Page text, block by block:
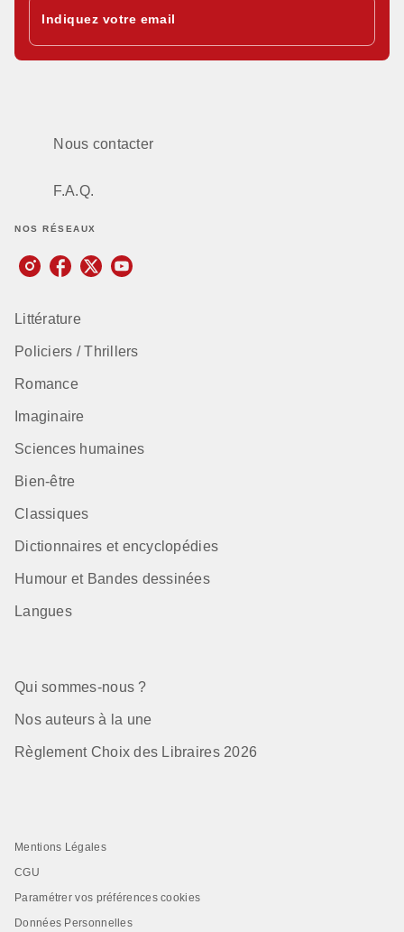
Indiquez votre email
Nous contacter
F.A.Q.
NOS RÉSEAUX
Littérature
Policiers / Thrillers
Romance
Imaginaire
Sciences humaines
Bien-être
Classiques
Dictionnaires et encyclopédies
Humour et Bandes dessinées
Langues
Qui sommes-nous ?
Nos auteurs à la une
Règlement Choix des Libraires 2026
Mentions Légales
CGU
Paramétrer vos préférences cookies
Données Personnelles